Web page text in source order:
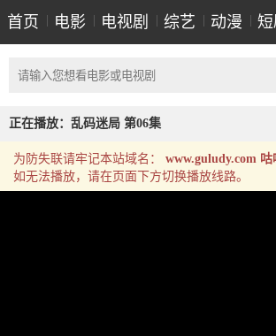
首页 电影 电视剧 综艺 动漫 短
正在播放：乱码迷局 第06集
为防失联请牢记本站域名： www.guludy.com 咕
如无法播放，请在页面下方切换播放线路。